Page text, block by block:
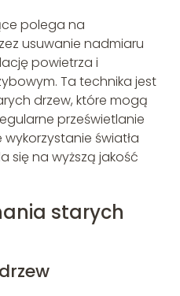
polega na
usuwanie nadmiaru
powietrza i
Ta technika jest
drzew, które mogą
prześwietlanie
światła
się na wyższą jakość
starych